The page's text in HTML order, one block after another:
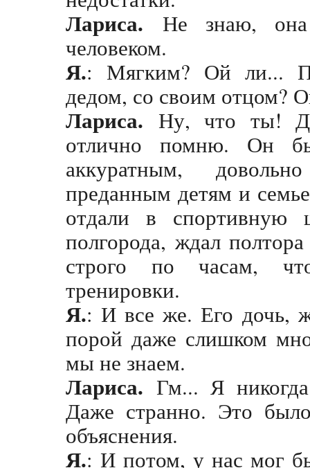
Лариса. Не знаю,
человеком.
Я.: Мягким? Ой ли...
дедом, со своим отцом?
Лариса. Ну, что ты!
отлично помню. Он
аккуратным,
преданным детям и
отдали в спортивную
полгорода, ждал
строго по часам,
тренировки.
Я.: И все же. Его дочь,
порой даже слишком
мы не знаем.
Лариса. Гм... Я
Даже странно. Это
объяснения.
Я.: И потом, у нас мог